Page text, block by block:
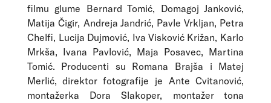
filmu glume Bernard Tomić, Domagoj Janković,
Matija Čigir, Andreja Jandrić, Pavle Vrkljan, Petra
Chelfi, Lucija Dujmović, Iva Visković Križan, Karlo
Mrkša, Ivana Pavlović, Maja Posavec, Martina
Tomić. Producenti su Romana Brajša i Matej
Merlić, direktor fotografije je Ante Cvitanović,
montažerka Dora Slakoper, montažer tona